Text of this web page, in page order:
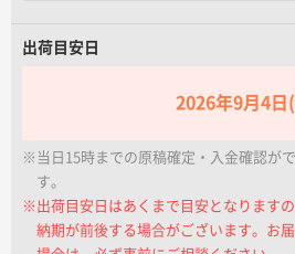
出荷目安日
2026年9月4日
※当日15時までの原稿確定・入金確認が
す。
※出荷目安日はあくまで目安となります
納期が前後する場合がございます。お